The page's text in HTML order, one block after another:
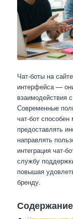
Чат-боты на
интерфейса —
взаимодействия
Современные
чат-бот
предоставлять
направлять
интеграция чат-
службу
повышая
бренду.
Содержание